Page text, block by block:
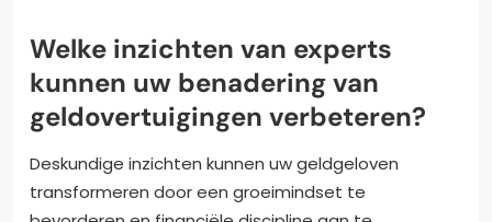
Welke inzichten van experts
kunnen uw benadering van
geldovertuigingen verbeteren?
Deskundige inzichten kunnen uw geldgeloven
transformeren door een groeimindset te